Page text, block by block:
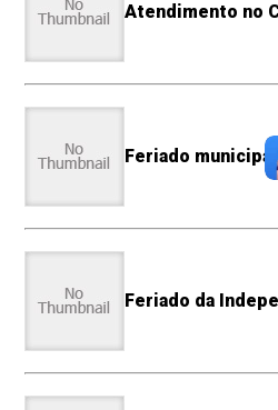
Atendimento no
Feriado
Feriado da